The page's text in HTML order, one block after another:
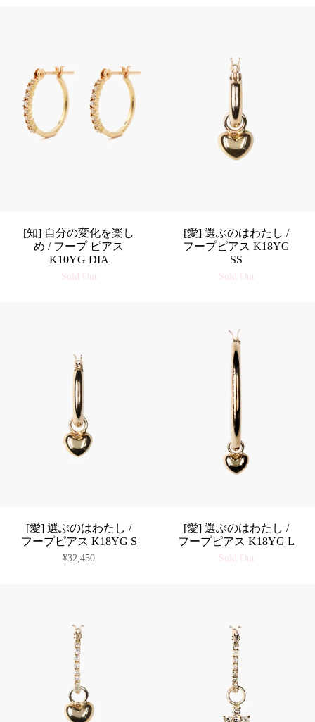
[知] 自分の変化を楽し
め / フープ ピアス
K10YG DIA
Sold Out
[愛] 選ぶのはわたし /
フープピアス K18YG
SS
Sold Out
[愛] 選ぶのはわたし /
フープピアス K18YG S
¥32,450
[愛] 選ぶのはわたし /
フープピアス K18YG L
Sold Out